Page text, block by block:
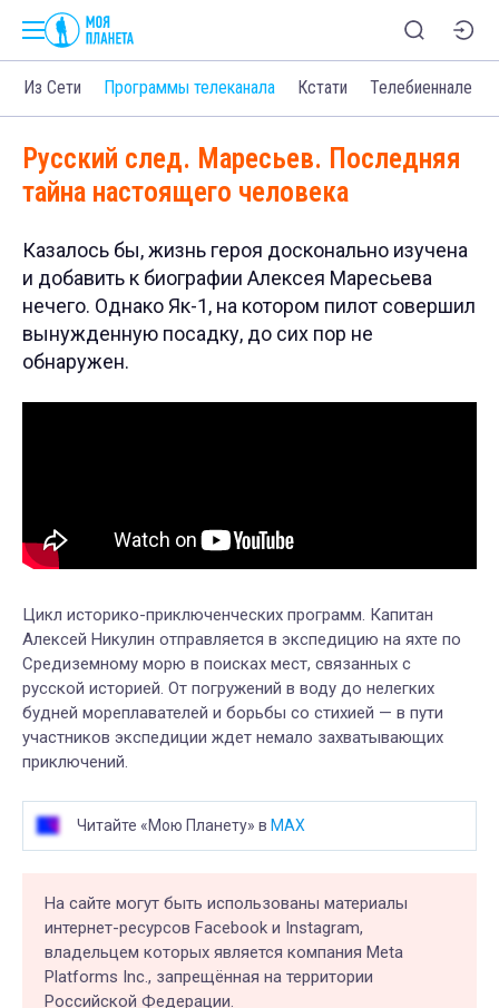
Из Сети Программы телеканала Кстати Телебиеннале
Русский след. Маресьев. Последняя
тайна настоящего человека
Казалось бы, жизнь героя досконально изучена
и добавить к биографии Алексея Маресьева
нечего. Однако Як-1, на котором пилот совершил
вынужденную посадку, до сих пор не
обнаружен.
Цикл историко-приключенческих программ. Капитан
Алексей Никулин отправляется в экспедицию на яхте по
Средиземному морю в поисках мест, связанных с
русской историей. От погружений в воду до нелегких
будней мореплавателей и борьбы со стихией — в пути
участников экспедиции ждет немало захватывающих
приключений.
Читайте «Мою Планету» в MAX
На сайте могут быть использованы материалы
интернет-ресурсов Facebook и Instagram,
владельцем которых является компания Meta
Platforms Inc., запрещённая на территории
Российской Федерации.